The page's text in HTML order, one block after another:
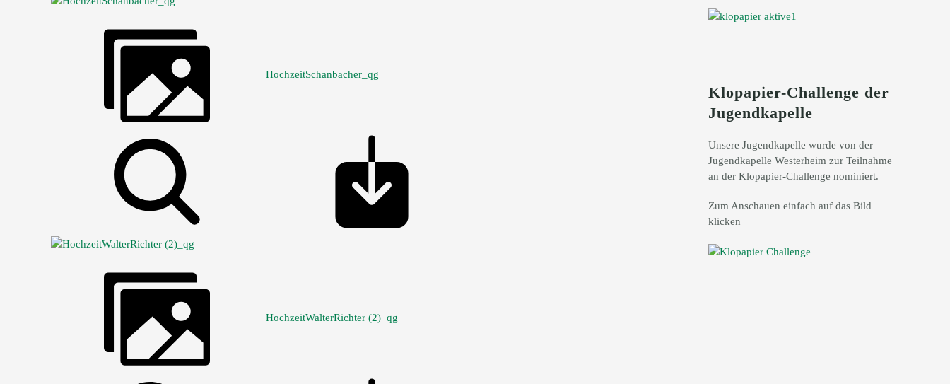
HochzeitSchanbacher_qg
HochzeitWalterRichter (2)_qg
Klopapier-Challenge der
Jugendkapelle
Unsere Jugendkapelle wurde von der
Jugendkapelle Westerheim zur Teilnahme
an der Klopapier-Challenge nominiert.
Zum Anschauen einfach auf das Bild
klicken